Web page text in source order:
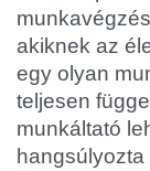
akiknek az
egy olyan
teljesen
munkáltató